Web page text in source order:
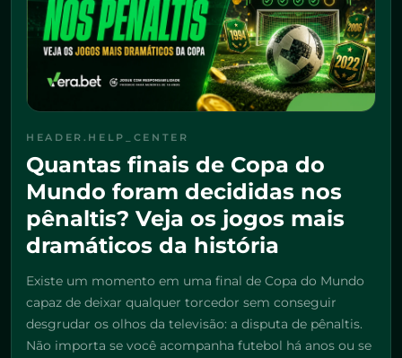
HEADER.HELP_CENTER
Quantas finais de Copa do
Mundo foram decididas nos
pênaltis? Veja os jogos mais
dramáticos da história
Existe um momento em uma final de Copa do Mundo
capaz de deixar qualquer torcedor sem conseguir
desgrudar os olhos da televisão: a disputa de pênaltis.
Não importa se você acompanha futebol há anos ou se